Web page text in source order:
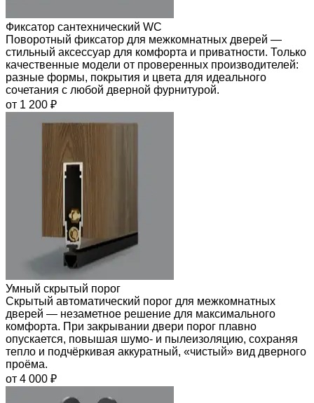
Фиксатор сантехнический WC
Поворотный фиксатор для межкомнатных дверей —
стильный аксессуар для комфорта и приватности. Только
качественные модели от проверенных производителей:
разные формы, покрытия и цвета для идеального
сочетания с любой дверной фурнитурой.
от 1 200 ₽
Умный скрытый порог
Скрытый автоматический порог для межкомнатных
дверей — незаметное решение для максимального
комфорта. При закрывании двери порог плавно
опускается, повышая шумо- и пылеизоляцию, сохраняя
тепло и подчёркивая аккуратный, «чистый» вид дверного
проёма.
от 4 000 ₽